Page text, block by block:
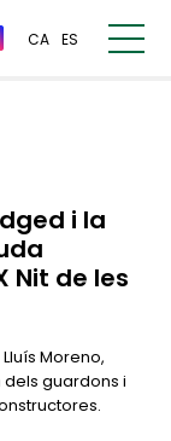
CA ES
i la
Nit de les
Moreno,
guardons i